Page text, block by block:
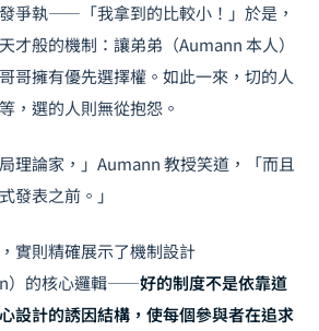
爭執——「我拿到的比較小！」於是，
才般的機制：讓弟弟（Aumann 本人）
哥擁有優先選擇權。如此一來，切的人
，選的人則無從抱怨。
理論家，」Aumann 教授笑道，「而且
發表之前。」
實則精確展示了機制設計
）的核心邏輯——好的制度不是依靠道
設計的誘因結構，使每個參與者在追求